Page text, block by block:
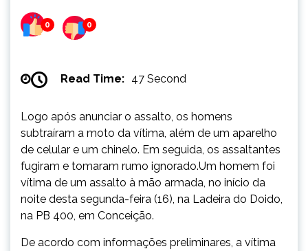
0 0
Read Time: 47 Second
Logo após anunciar o assalto, os homens
subtraíram a moto da vítima, além de um aparelho
de celular e um chinelo. Em seguida, os assaltantes
fugiram e tomaram rumo ignorado.Um homem foi
vítima de um assalto à mão armada, no início da
noite desta segunda-feira (16), na Ladeira do Doido,
na PB 400, em Conceição.
De acordo com informações preliminares, a vítima